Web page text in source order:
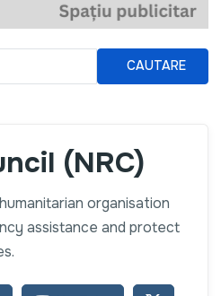
CAUTARE
(NRC)
organisation
assistance and protect